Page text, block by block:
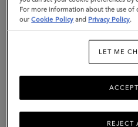
&
Glattes
Schwarz
&
Cognac
AUF FOLGENDER
FORTFAHREN:
For more information about the use of
ourCookie Policy and Privacy Policy.
LET ME
REJECT